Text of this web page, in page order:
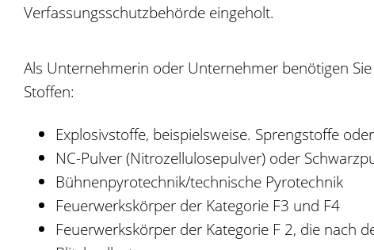
Verfassungsschutzbehörde eingeholt.
Als Unternehmerin oder Unternehmer benötigen
Stoffen:
Explosivstoffe, beispielsweise. Sprengstoffe
NC-Pulver (Nitrozellulosepulver) oder
Bühnenpyrotechnik/technische Pyrotechnik
Feuerwerkskörper der Kategorie F3 und F4
Feuerwerkskörper der Kategorie F 2, die nach